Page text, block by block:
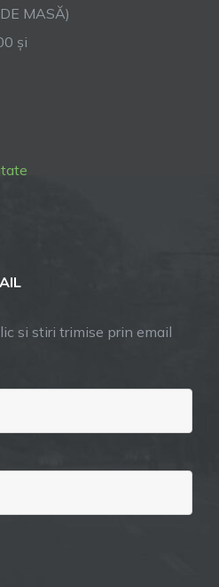
MASĂ)
și
si stiri trimise prin email